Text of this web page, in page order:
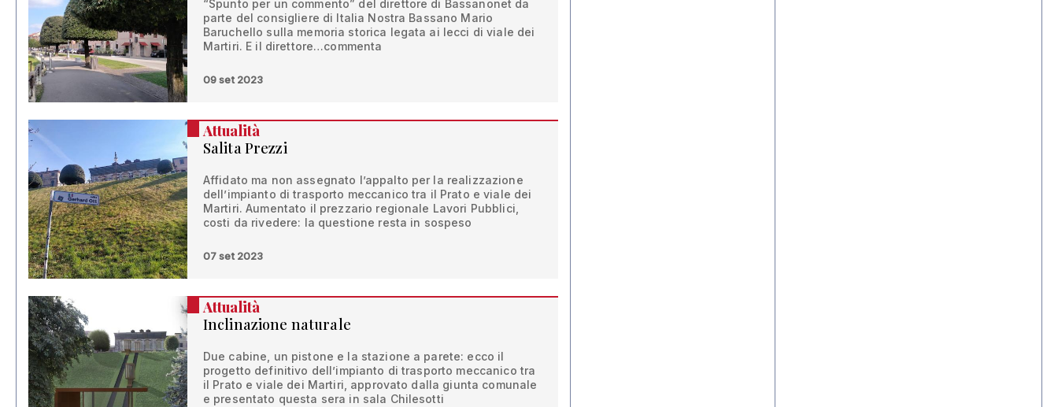
“Spunto per un commento” del direttore di Bassanonet da
parte del consigliere di Italia Nostra Bassano Mario
Baruchello sulla memoria storica legata ai lecci di viale dei
Martiri. E il direttore…commenta
09 set 2023
Attualità
Salita Prezzi
Affidato ma non assegnato l’appalto per la realizzazione
dell’impianto di trasporto meccanico tra il Prato e viale dei
Martiri. Aumentato il prezzario regionale Lavori Pubblici,
costi da rivedere: la questione resta in sospeso
07 set 2023
Attualità
Inclinazione naturale
Due cabine, un pistone e la stazione a parete: ecco il
progetto definitivo dell’impianto di trasporto meccanico tra
il Prato e viale dei Martiri, approvato dalla giunta comunale
e presentato questa sera in sala Chilesotti